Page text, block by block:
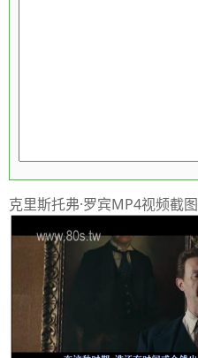
克里斯托弗·罗宾MP4视频截图